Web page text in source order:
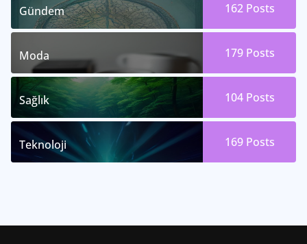
Gündem 162 Posts
Moda 179 Posts
Sağlık 104 Posts
Teknoloji 169 Posts